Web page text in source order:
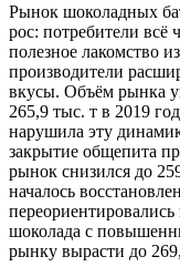
Рынок шоколадных
рос: потребители
полезное лакомство
производители
вкусы. Объём рынка
265,9 тыс. т в 2019
нарушила эту
закрытие общепита
рынок снизился до
началось
шоколада с
рынку вырасти до